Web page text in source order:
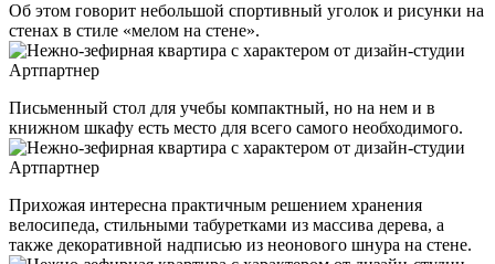
Об этом говорит небольшой спортивный уголок и рисунки на
стенах в стиле «мелом на стене».
Письменный стол для учебы компактный, но на нем и в
книжном шкафу есть место для всего самого необходимого.
Прихожая интересна практичным решением хранения
велосипеда, стильными табуретками из массива дерева, а
также декоративной надписью из неонового шнура на стене.